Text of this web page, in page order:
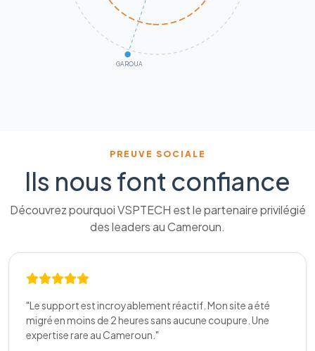
GAROUA
PREUVE SOCIALE
Ils nous font confiance
Découvrez pourquoi VSPTECH est le partenaire privilégié
des leaders au Cameroun.
"Le support est incroyablement réactif. Mon site a été
migré en moins de 2 heures sans aucune coupure. Une
expertise rare au Cameroun."